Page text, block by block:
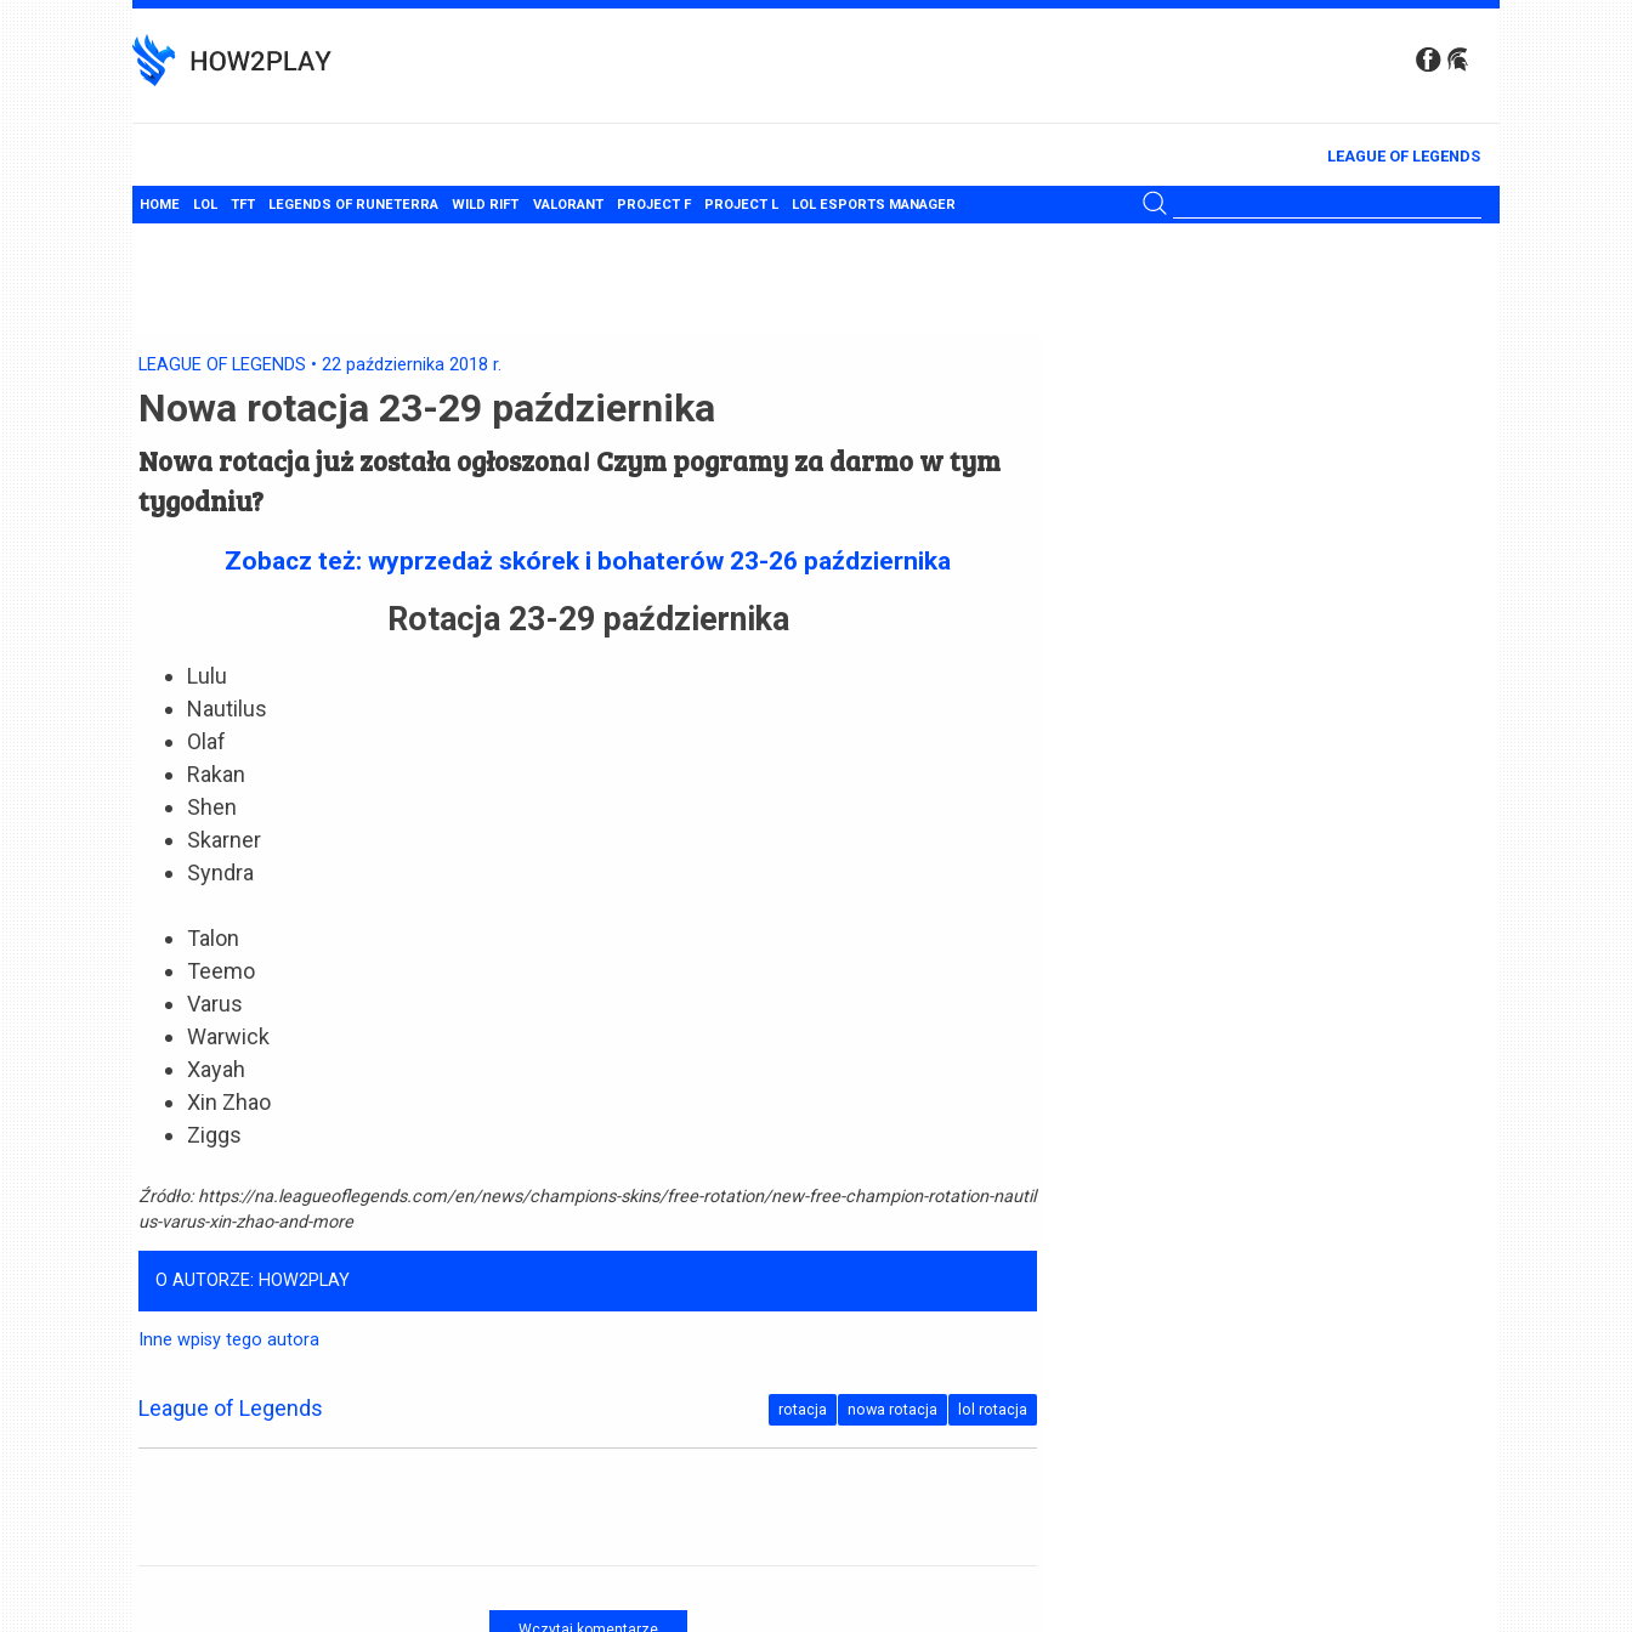
to
content
LEAGUE OF LEGENDS
HOME LOL TFT LEGENDS OF RUNETERRA WILD RIFT VALORANT PROJECT F PROJECT L LOL ESPORTS MANAGER
LEAGUE OF LEGENDS • 22 października 2018 r.
Nowa rotacja 23-29 października
Nowa rotacja już została ogłoszona! Czym pogramy za darmo w tym
tygodniu?
Zobacz też: wyprzedaż skórek i bohaterów 23-26 października
Rotacja 23-29 października
Lulu
Nautilus
Olaf
Rakan
Shen
Skarner
Syndra
Talon
Teemo
Varus
Warwick
Xayah
Xin Zhao
Ziggs
Źródło:https://na.leagueoflegends.com/en/news/champions-skins/free-rotation/new-free-champion-rotation-nautil
us-varus-xin-zhao-and-more
O AUTORZE: HOW2PLAY
Inne wpisy tego autora
League of Legends lol rotacja
nowa rotacja
rotacja